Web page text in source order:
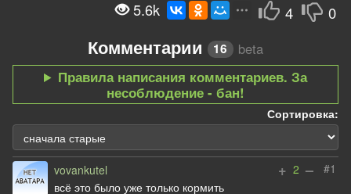
4 0
5.6k
Комментарии 16
beta
Правила написания комментариев. За
несоблюдение - бан!
Сортировка:
#1
+ 2 –
vovankutel
всё это было уже только кормить